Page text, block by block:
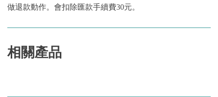
做退款動作。會扣除匯款手續費30元。
相關產品